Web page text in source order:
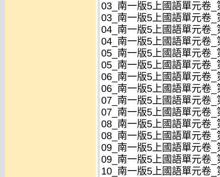
03_南一版5上國語單元卷
03_南一版5上國語單元卷
04_南一版5上國語單元卷
04_南一版5上國語單元卷
05_南一版5上國語單元卷
05_南一版5上國語單元卷
06_南一版5上國語單元卷
06_南一版5上國語單元卷
07_南一版5上國語單元卷
07_南一版5上國語單元卷
08_南一版5上國語單元卷
08_南一版5上國語單元卷
09_南一版5上國語單元卷
09_南一版5上國語單元卷
10_南一版5上國語單元卷